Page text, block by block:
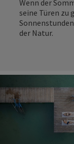
Wenn der
seine Türen zu
der Natur.